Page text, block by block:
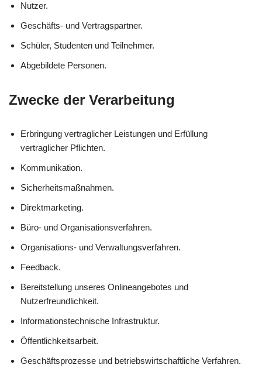
Nutzer.
Geschäfts- und Vertragspartner.
Schüler, Studenten und Teilnehmer.
Abgebildete Personen.
Zwecke der Verarbeitung
Erbringung vertraglicher Leistungen und Erfüllung
vertraglicher Pflichten.
Kommunikation.
Sicherheitsmaßnahmen.
Direktmarketing.
Büro- und Organisationsverfahren.
Organisations- und Verwaltungsverfahren.
Feedback.
Bereitstellung unseres Onlineangebotes und
Nutzerfreundlichkeit.
Informationstechnische Infrastruktur.
Öffentlichkeitsarbeit.
Geschäftsprozesse und betriebswirtschaftliche Verfahren.